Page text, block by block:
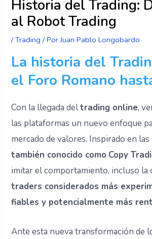
Historia del Trading:
al Robot Trading
/Trading / PorJuan Pablo Longobardo
La historia del
el Foro Romano
Con la llegada deltrading online,
las plataformas un nuevo enfoque
mercado de valores. Inspirado en
también conocido como Copy
imitar el comportamiento, incluso la
traders considerados más
fiables y potencialmente más
Ante esta nueva transformación de